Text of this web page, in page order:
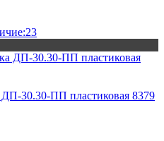
30.30-ПП пластиковая 8379